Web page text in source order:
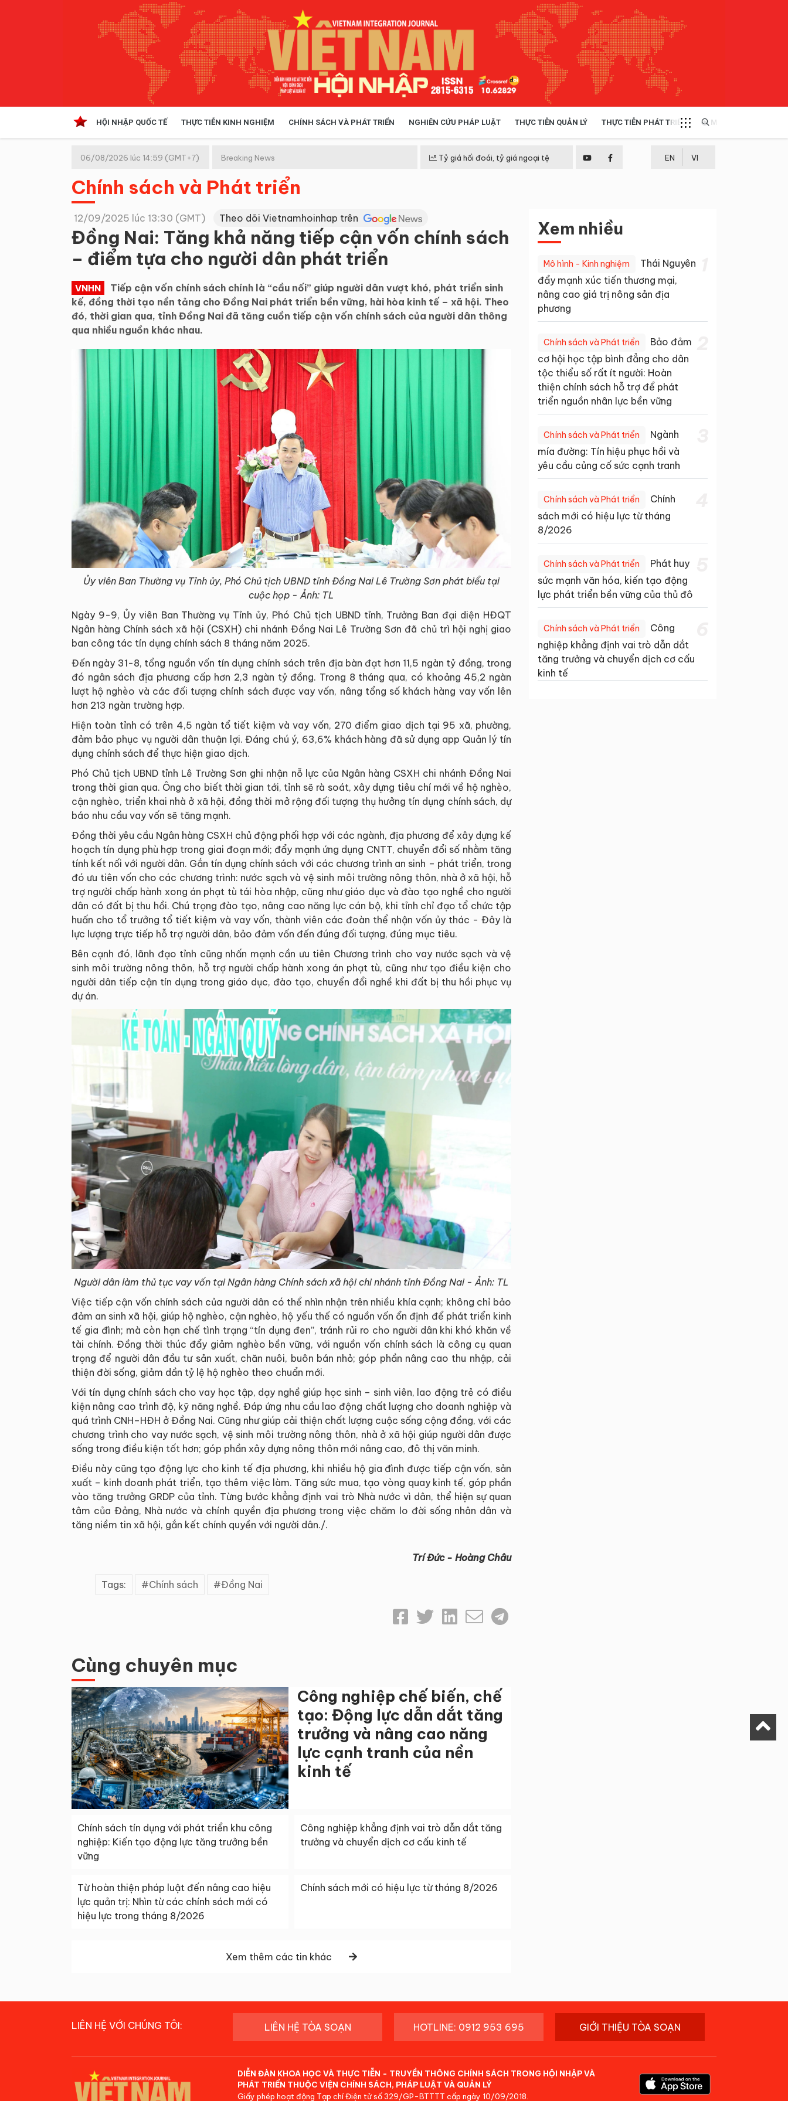
HỘI NHẬP QUỐC TẾ THỰC TIỄN KINH NGHIỆM CHÍNH SÁCH VÀ PHÁT TRIỂN NGHIÊN CỨU PHÁP LUẬT THỰC TIỄN QUẢN LÝ THỰC TIỄN PHÁT TRIỂN MULTIMEDIA
Kinh tế hội nhập
Doanh nghiệp
06/08/2026 lúc 14:59 (GMT+7) Breaking News Tỷ giá hối đoái, tỷ giá ngoại tệ EN VI
Chính sách và Phát triển
12/09/2025 lúc 13:30 (GMT) Theo dõi Vietnamhoinhap trên
Đồng Nai: Tăng khả năng tiếp cận vốn chính sách
– điểm tựa cho người dân phát triển
VNHN
Tiếp cận vốn chính sách chính là “cầu nối” giúp người dân vượt khó, phát triển sinh
kế, đồng thời tạo nền tảng cho Đồng Nai phát triển bền vững, hài hòa kinh tế – xã hội. Theo
đó, thời gian qua, tỉnh Đồng Nai đã tăng cuồn tiếp cận vốn chính sách của người dân thông
qua nhiều nguồn khác nhau.
Ủy viên Ban Thường vụ Tỉnh ủy, Phó Chủ tịch UBND tỉnh Đồng Nai Lê Trường Sơn phát biểu tại
cuộc họp - Ảnh: TL
Ngày 9-9, Ủy viên Ban Thường vụ Tỉnh ủy, Phó Chủ tịch UBND tỉnh, Trưởng Ban đại diện HĐQT
Ngân hàng Chính sách xã hội (CSXH) chi nhánh Đồng Nai Lê Trường Sơn đã chủ trì hội nghị giao
ban công tác tín dụng chính sách 8 tháng năm 2025.
Đến ngày 31-8, tổng nguồn vốn tín dụng chính sách trên địa bàn đạt hơn 11,5 ngàn tỷ đồng, trong
đó ngân sách địa phương cấp hơn 2,3 ngàn tỷ đồng. Trong 8 tháng qua, có khoảng 45,2 ngàn
lượt hộ nghèo và các đối tượng chính sách được vay vốn, nâng tổng số khách hàng vay vốn lên
hơn 213 ngàn trường hợp.
Hiện toàn tỉnh có trên 4,5 ngàn tổ tiết kiệm và vay vốn, 270 điểm giao dịch tại 95 xã, phường,
đảm bảo phục vụ người dân thuận lợi. Đáng chú ý, 63,6% khách hàng đã sử dụng app Quản lý tín
dụng chính sách để thực hiện giao dịch.
Phó Chủ tịch UBND tỉnh Lê Trường Sơn ghi nhận nỗ lực của Ngân hàng CSXH chi nhánh Đồng Nai
trong thời gian qua. Ông cho biết thời gian tới, tỉnh sẽ rà soát, xây dựng tiêu chí mới về hộ nghèo,
cận nghèo, triển khai nhà ở xã hội, đồng thời mở rộng đối tượng thụ hưởng tín dụng chính sách, dự
báo nhu cầu vay vốn sẽ tăng mạnh.
Đồng thời yêu cầu Ngân hàng CSXH chủ động phối hợp với các ngành, địa phương để xây dựng kế
hoạch tín dụng phù hợp trong giai đoạn mới; đẩy mạnh ứng dụng CNTT, chuyển đổi số nhằm tăng
tính kết nối với người dân. Gắn tín dụng chính sách với các chương trình an sinh – phát triển, trong
đó ưu tiên vốn cho các chương trình: nước sạch và vệ sinh môi trường nông thôn, nhà ở xã hội, hỗ
trợ người chấp hành xong án phạt tù tái hòa nhập, cũng như giáo dục và đào tạo nghề cho người
dân có đất bị thu hồi. Chú trọng đào tạo, nâng cao năng lực cán bộ, khi tỉnh chỉ đạo tổ chức tập
huấn cho tổ trưởng tổ tiết kiệm và vay vốn, thành viên các đoàn thể nhận vốn ủy thác - Đây là
lực lượng trực tiếp hỗ trợ người dân, bảo đảm vốn đến đúng đối tượng, đúng mục tiêu.
Bên cạnh đó, lãnh đạo tỉnh cũng nhấn mạnh cần ưu tiên Chương trình cho vay nước sạch và vệ
sinh môi trường nông thôn, hỗ trợ người chấp hành xong án phạt tù, cũng như tạo điều kiện cho
người dân tiếp cận tín dụng trong giáo dục, đào tạo, chuyển đổi nghề khi đất bị thu hồi phục vụ
dự án.
Người dân làm thủ tục vay vốn tại Ngân hàng Chính sách xã hội chi nhánh tỉnh Đồng Nai - Ảnh: TL
Việc tiếp cận vốn chính sách của người dân có thể nhìn nhận trên nhiều khía cạnh; không chỉ bảo
đảm an sinh xã hội, giúp hộ nghèo, cận nghèo, hộ yếu thế có nguồn vốn ổn định để phát triển kinh
tế gia đình; mà còn hạn chế tình trạng “tín dụng đen”, tránh rủi ro cho người dân khi khó khăn về
tài chính. Đồng thời thúc đẩy giảm nghèo bền vững, với nguồn vốn chính sách là công cụ quan
trọng để người dân đầu tư sản xuất, chăn nuôi, buôn bán nhỏ; góp phần nâng cao thu nhập, cải
thiện đời sống, giảm dần tỷ lệ hộ nghèo theo chuẩn mới.
Với tín dụng chính sách cho vay học tập, dạy nghề giúp học sinh – sinh viên, lao động trẻ có điều
kiện nâng cao trình độ, kỹ năng nghề. Đáp ứng nhu cầu lao động chất lượng cho doanh nghiệp và
quá trình CNH–HĐH ở Đồng Nai. Cũng như giúp cải thiện chất lượng cuộc sống cộng đồng, với các
chương trình cho vay nước sạch, vệ sinh môi trường nông thôn, nhà ở xã hội giúp người dân được
sống trong điều kiện tốt hơn; góp phần xây dựng nông thôn mới nâng cao, đô thị văn minh.
Điều này cũng tạo động lực cho kinh tế địa phương, khi nhiều hộ gia đình được tiếp cận vốn, sản
xuất – kinh doanh phát triển, tạo thêm việc làm. Tăng sức mua, tạo vòng quay kinh tế, góp phần
vào tăng trưởng GRDP của tỉnh. Từng bước khẳng định vai trò Nhà nước vì dân, thể hiện sự quan
tâm của Đảng, Nhà nước và chính quyền địa phương trong việc chăm lo đời sống nhân dân và
tăng niềm tin xã hội, gắn kết chính quyền với người dân./.
Trí Đức - Hoàng Châu
Tags: Chính sách Đồng Nai
Cùng chuyên mục
Công nghiệp chế biến, chế
tạo: Động lực dẫn dắt tăng
trưởng và nâng cao năng
lực cạnh tranh của nền
kinh tế
Chính sách tín dụng với phát triển khu công
nghiệp: Kiến tạo động lực tăng trưởng bền
vững
Công nghiệp khẳng định vai trò dẫn dắt tăng
trưởng và chuyển dịch cơ cấu kinh tế
Từ hoàn thiện pháp luật đến nâng cao hiệu
lực quản trị: Nhìn từ các chính sách mới có
hiệu lực trong tháng 8/2026
Chính sách mới có hiệu lực từ tháng 8/2026
Xem thêm các tin khác
Xem nhiều
Mô hình - Kinh nghiệm
Thái Nguyên
đẩy mạnh xúc tiến thương mại,
nâng cao giá trị nông sản địa
phương
Chính sách và Phát triển
Bảo đảm
cơ hội học tập bình đẳng cho dân
tộc thiểu số rất ít người: Hoàn
thiện chính sách hỗ trợ để phát
triển nguồn nhân lực bền vững
Chính sách và Phát triển
Ngành
mía đường: Tín hiệu phục hồi và
yêu cầu củng cố sức cạnh tranh
Chính sách và Phát triển
Chính
sách mới có hiệu lực từ tháng
8/2026
Chính sách và Phát triển
Phát huy
sức mạnh văn hóa, kiến tạo động
lực phát triển bền vững của thủ đô
Chính sách và Phát triển
Công
nghiệp khẳng định vai trò dẫn dắt
tăng trưởng và chuyển dịch cơ cấu
kinh tế
LIÊN HỆ VỚI CHÚNG TÔI: LIÊN HỆ TÒA SOẠN HOTLINE: 0912 953 695 GIỚI THIỆU TÒA SOẠN
DIỄN ĐÀN KHOA HỌC VÀ THỰC TIỄN - TRUYỀN THÔNG CHÍNH SÁCH TRONG HỘI NHẬP VÀ
PHÁT TRIỂN THUỘC VIỆN CHÍNH SÁCH, PHÁP LUẬT VÀ QUẢN LÝ
Giấy phép hoạt động Tạp chí Điện tử số 329/GP-BTTTT cấp ngày 10/09/2018.